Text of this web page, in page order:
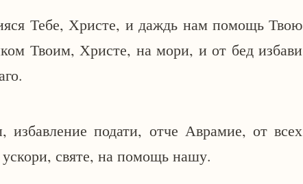
Тебе, Христе, и даждь нам помощь Твою
Твоим, Христе, на мори, и от бед избави
подати, отче Аврамие, от всех
святе, на помощь нашу.